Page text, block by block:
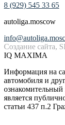
8 (929) 545 33 65
autoliga.moscow
Создание сайта,
IQ MAXIMA
Информация на
автомобиля и
является
статьи 437 п.2